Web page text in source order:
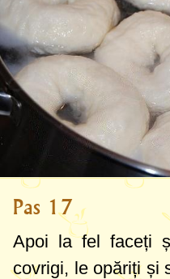
Pas 17
Apoi la fel faceți
covrigi, le opăriți și